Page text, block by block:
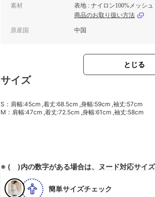
素材
表地 : ナイロン100%メッシ
商品のお取り扱い方法
原産国 中国
とじる
サイズ
S：肩幅:45cm ,着丈:68.5cm ,身幅:59cm ,袖丈:57cm
M：肩幅:47cm ,着丈:72.5cm ,身幅:61cm ,袖丈:58cm
※ ( )内の数字がある場合は、ヌード対応サイズ
簡単サイズチェック